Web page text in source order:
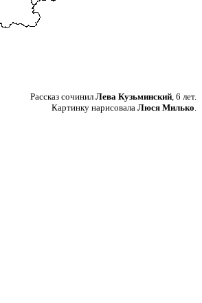
Рассказ сочинил Лева Кузьминский , 6 лет.
Картинку нарисовала Люся Милько